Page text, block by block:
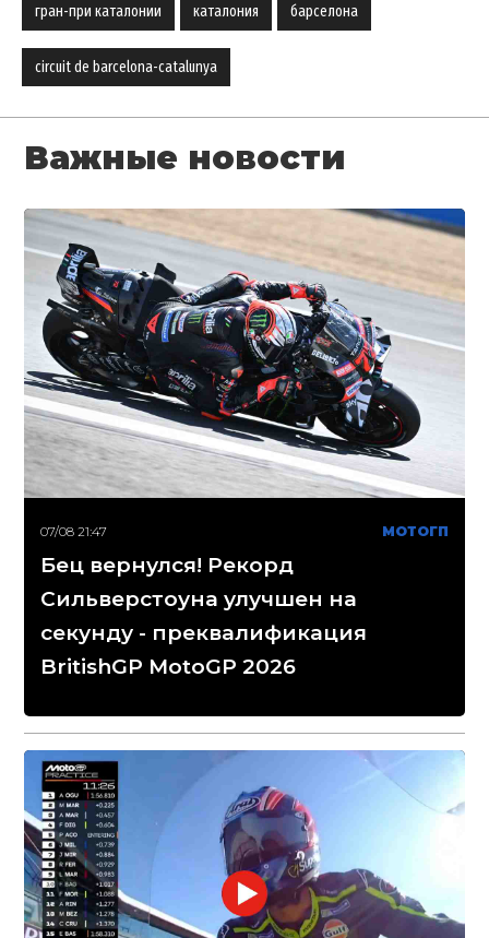
гран-при каталонии каталония барселона
circuit de barcelona-catalunya
Важные новости
07/08 21:47 МОТОГП
Бец вернулся! Рекорд
Сильверстоуна улучшен на
секунду - преквалификация
BritishGP MotoGP 2026